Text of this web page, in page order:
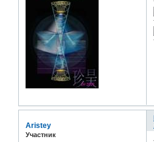
Aristey
Участник